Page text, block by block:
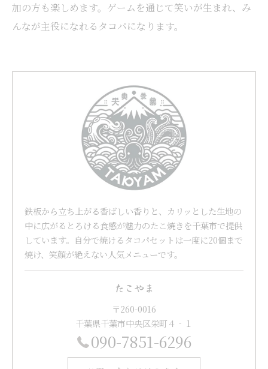
加の方も楽しめます。ゲームを通じて笑いが生まれ、み
んなが主役になれるタコパになります。
鉄板から立ち上がる香ばしい香りと、カリッとした生地の
中に広がるとろける食感が魅力のたこ焼きを千葉市で提供
しています。自分で焼けるタコパセットは一度に20個まで
焼け、笑顔が絶えない人気メニューです。
たこやま
〒260-0016
千葉県千葉市中央区栄町４‐１
090-7851-6296